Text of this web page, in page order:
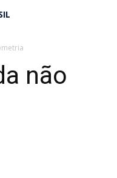
não